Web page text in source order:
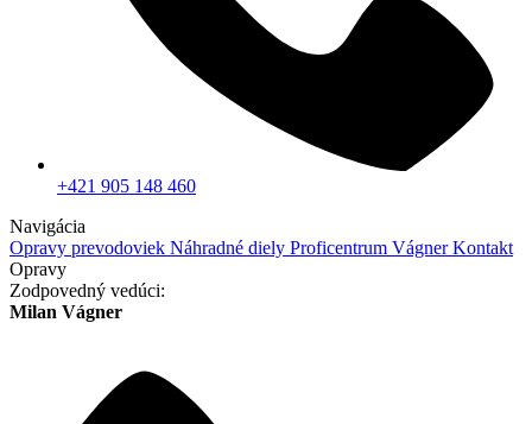
+421 905 148 460
Navigácia
Opravy prevodoviek Náhradné diely Proficentrum VágnerKontakt
Opravy
Zodpovedný vedúci:
Milan Vágner